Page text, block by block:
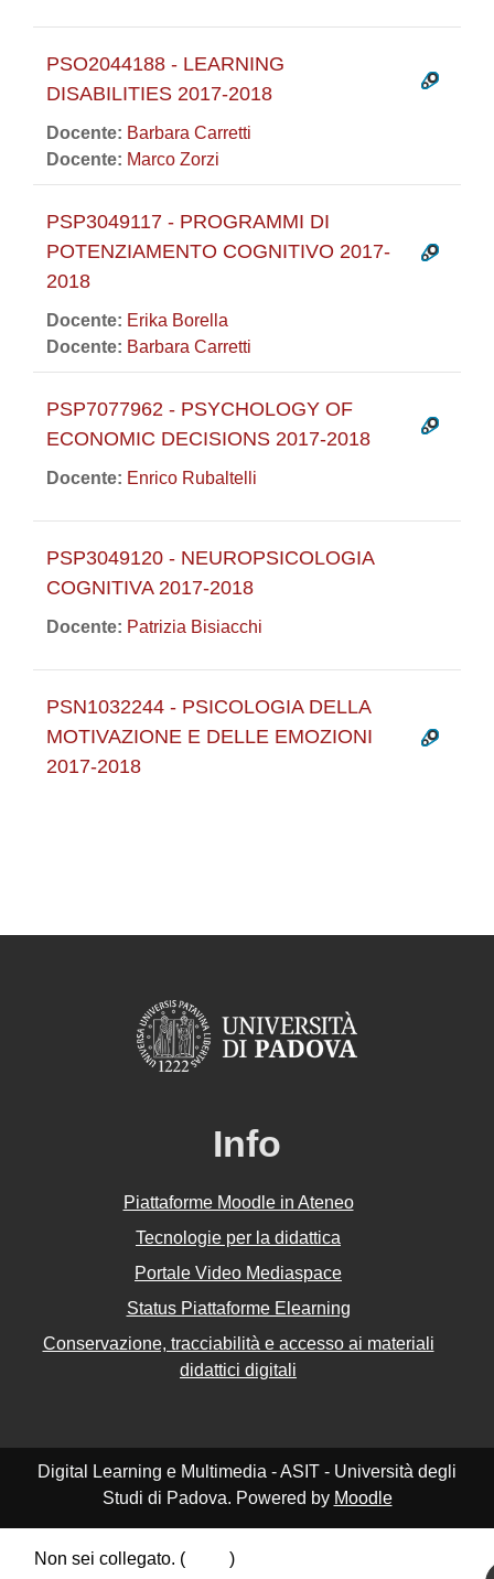
PSO2044188 - LEARNING
DISABILITIES 2017-2018
Docente: Barbara Carretti
Docente: Marco Zorzi
PSP3049117 - PROGRAMMI DI
POTENZIAMENTO COGNITIVO 2017-
2018
Docente: Erika Borella
Docente: Barbara Carretti
PSP7077962 - PSYCHOLOGY OF
ECONOMIC DECISIONS 2017-2018
Docente: Enrico Rubaltelli
PSP3049120 - NEUROPSICOLOGIA
COGNITIVA 2017-2018
Docente: Patrizia Bisiacchi
PSN1032244 - PSICOLOGIA DELLA
MOTIVAZIONE E DELLE EMOZIONI
2017-2018
Info
Piattaforme Moodle in Ateneo
Tecnologie per la didattica
Portale Video Mediaspace
Status Piattaforme Elearning
Conservazione, tracciabilità e accesso ai materiali
didattici digitali
Digital Learning e Multimedia - ASIT - Università degli
Studi di Padova. Powered by Moodle
Non sei collegato. (
)